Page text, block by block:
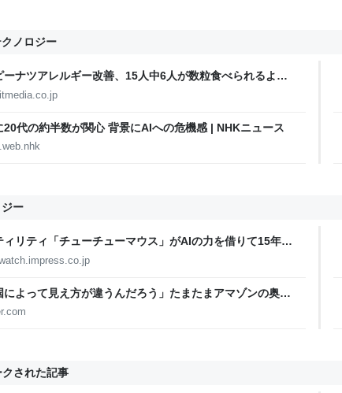
ノロジー
ーナツアレルギー改善、15人中6人が数粒食べられるよう
Science系列誌掲載
20代の約半数が関心 背景にAIへの危機感 | NHKニュース
ー
リティ「チューチューマウス」がAIの力を借りて15年ぶ
Windows 10/11、「Chrome」も走り回る。復活記念で
によって見え方が違うんだろう」たまたまアマゾンの奥地
たので先住民の人に、どんな幽霊がいるのか聞いたら、
された記事